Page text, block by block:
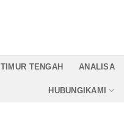
TIMUR TENGAH ANALISA
HUBUNGIKAMI